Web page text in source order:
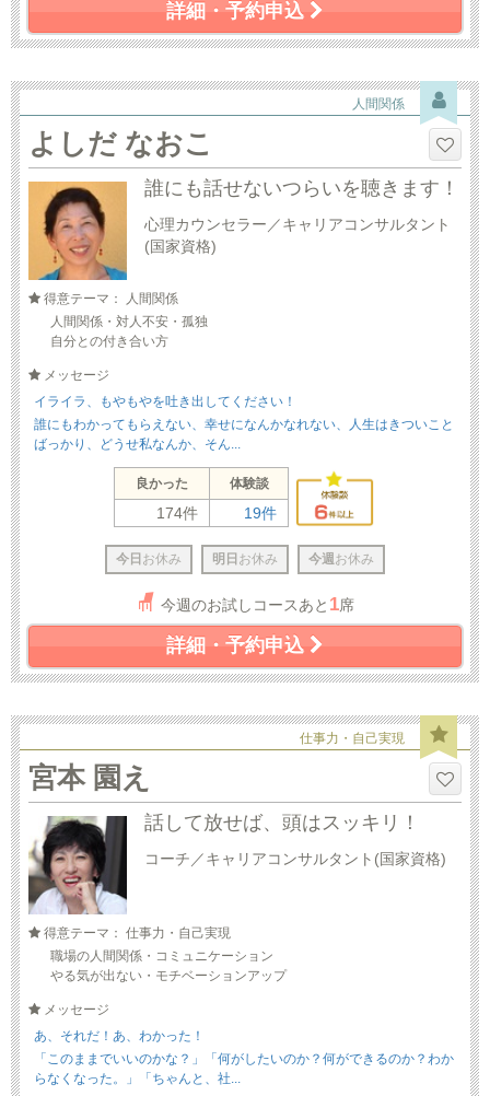
詳細・予約申込
人間関係
よしだ なおこ
誰にも話せないつらいを聴きます！
心理カウンセラー／キャリアコンサルタント
(国家資格)
得意テーマ： 人間関係
人間関係・対人不安・孤独
自分との付き合い方
メッセージ
イライラ、もやもやを吐き出してください！
誰にもわかってもらえない、幸せになんかなれない、人生はきついこと
ばっかり、どうせ私なんか、そん...
良かった 体験談
174件 19件
今日 お休み 明日 お休み 今週 お休み
今週のお試しコースあと 1席
詳細・予約申込
仕事力・自己実現
宮本 園え
話して放せば、頭はスッキリ！
コーチ／キャリアコンサルタント(国家資格)
得意テーマ： 仕事力・自己実現
職場の人間関係・コミュニケーション
やる気が出ない・モチベーションアップ
メッセージ
あ、それだ！あ、わかった！
「このままでいいのかな？」「何がしたいのか？何ができるのか？わか
らなくなった。」「ちゃんと、社...